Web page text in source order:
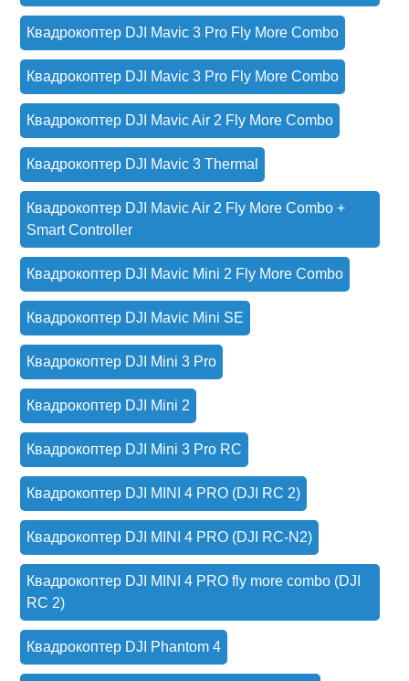
Квадрокоптер DJI Mavic 3 Pro Fly More Combo
Квадрокоптер DJI Mavic 3 Pro Fly More Combo
Квадрокоптер DJI Mavic Air 2 Fly More Combo
Квадрокоптер DJI Mavic 3 Thermal
Квадрокоптер DJI Mavic Air 2 Fly More Combo +
Smart Controller
Квадрокоптер DJI Mavic Mini 2 Fly More Combo
Квадрокоптер DJI Mavic Mini SE
Квадрокоптер DJI Mini 3 Pro
Квадрокоптер DJI Mini 2
Квадрокоптер DJI Mini 3 Pro RC
Квадрокоптер DJI MINI 4 PRO (DJI RC 2)
Квадрокоптер DJI MINI 4 PRO (DJI RC-N2)
Квадрокоптер DJI MINI 4 PRO fly more combo (DJI
RC 2)
Квадрокоптер DJI Phantom 4